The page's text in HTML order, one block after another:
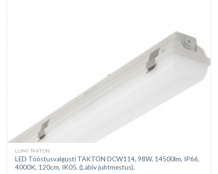
LUMI TAKTON
LED Tööstusvalgusti TAKTON DCW114, 98W, 14500lm, IP66,
4000K, 120cm, IK05, (Läbiv juhtmestus).